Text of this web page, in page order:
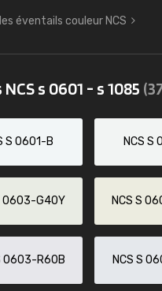
éventails couleur NCS
s 0601 - s 1085
S 0601-B NCS S
0603-G40Y NCS S
0603-R60B NCS S